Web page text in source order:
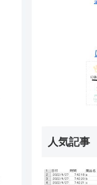
人気記事